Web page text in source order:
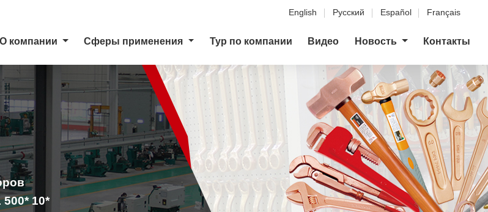
English Русский Español Français
О компании Сферы применения Тур по компании Видео Новость Контакты
500* 10*